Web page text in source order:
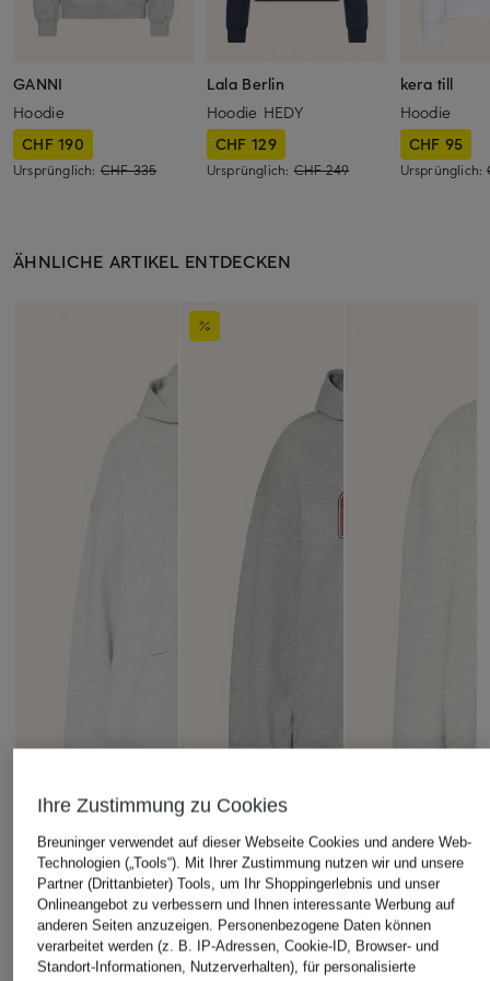
GANNI
Hoodie
CHF 190
Ursprünglich: CHF 335
Lala Berlin
Hoodie HEDY
CHF 129
Ursprünglich:CHF 249
kera till
Hoodie
CHF 95
Ursprünglich:
ÄHNLICHE ARTIKEL ENTDECKEN
kera till
Hoodie
GANNI
Hoodie
kera till
Sweatshirt
Ihre Zustimmung zu Cookies
Breuninger verwendet auf dieser Webseite Cookies und andere Web-
Technologien („Tools“). Mit Ihrer Zustimmung nutzen wir und unsere
Partner (Drittanbieter) Tools, um Ihr Shoppingerlebnis und unser
Onlineangebot zu verbessern und Ihnen interessante Werbung auf
anderen Seiten anzuzeigen. Personenbezogene Daten können
verarbeitet werden (z. B. IP-Adressen, Cookie-ID, Browser- und
Standort-Informationen, Nutzerverhalten), für personalisierte